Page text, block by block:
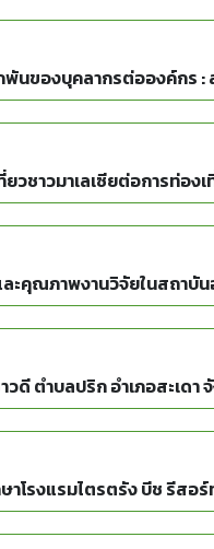
ชาวมาเลเซียต่อการท่อ
คุณภาพงานวิจัยในสถาบั
ตำบลปริก อำเภอสะเดา
โรงแรมไตรตรัง บีช รีสอร์